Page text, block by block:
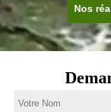
Nos